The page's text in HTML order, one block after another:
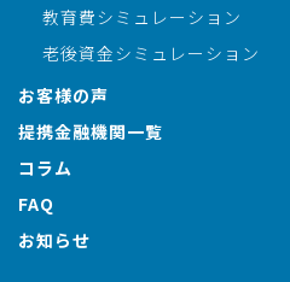
教育費シミュレーション
老後資金シミュレーション
お客様の声
提携金融機関一覧
コラム
FAQ
お知らせ